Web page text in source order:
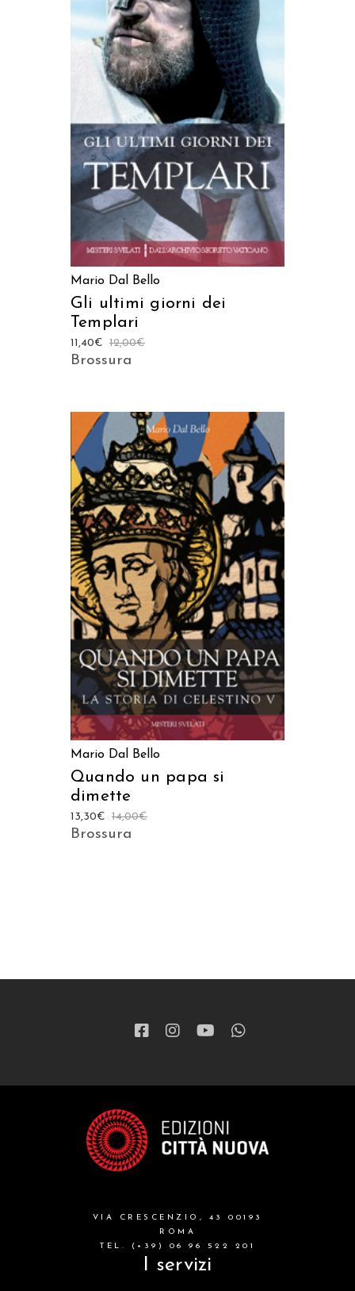
AGGIUNGI AL CARRELLO
Mario Dal Bello
Gli ultimi giorni dei
Templari
12,00€
11,40€
Brossura
AGGIUNGI AL CARRELLO
Mario Dal Bello
Quando un papa si
dimette
14,00€
13,30€
Brossura
VIA CRESCENZIO, 43 00193
ROMA
TEL. (+39) 06 96 522 201
I servizi